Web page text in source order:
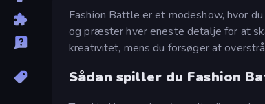
Fashion Battle er et modeshow, hvor
og præster hver eneste detalje for at
kreativitet, mens du forsøger at
Sådan spiller du Fashion